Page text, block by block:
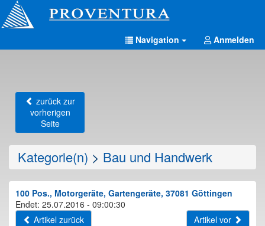
Navigation Anmelden
zurück zur
vorherigen
Seite
Kategorie(n) > Bau und Handwerk
100 Pos., Motorgeräte, Gartengeräte, 37081 Göttingen
Endet: 25.07.2016 - 09:00:30
Artikel zurück
Artikel vor